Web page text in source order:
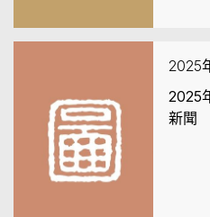
2025
2025
新聞